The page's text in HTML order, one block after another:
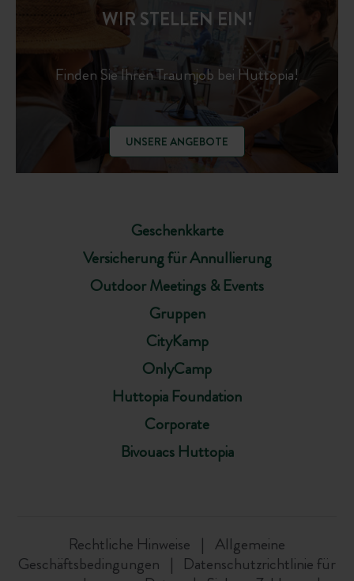
Geschenkkarte
Versicherung für Annullierung
Outdoor Meetings & Events
Gruppen
CityKamp
OnlyCamp
Huttopia Foundation
Corporate
Bivouacs Huttopia
WIR STELLEN EIN!
Finden Sie Ihren Traumjob bei Huttopia!
UNSERE ANGEBOTE
Rechtliche Hinweise
Allgemeine
Geschäftsbedingungen
Datenschutzrichtlinie für